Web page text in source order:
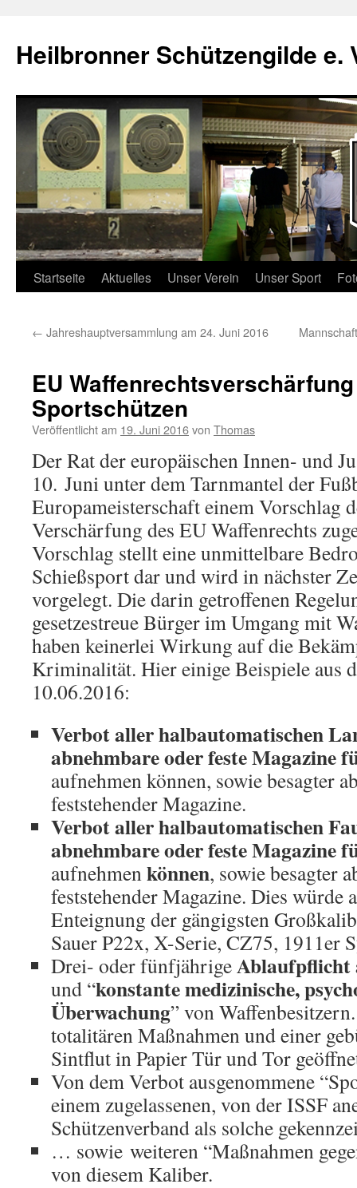
springen
Heilbronner Schützengilde e.
Startseite Aktuelles Unser Verein Unser Sport
← Jahreshauptversammlung am 24. Juni 2016
EU
Sportschützen
Veröffentlicht am 19. Juni 2016von Thomas
Der Rat der europäischen Innen- und
10. Juni unter dem Tarnmantel der
Europameisterschaft einem Vorschlag
Verschärfung des EU Waffenrechts
Vorschlag stellt eine unmittelbare
Schießsport dar und wird in nächster
vorgelegt. Die darin getroffenen
gesetzestreue Bürger im Umgang mit
haben keinerlei Wirkung auf die
Kriminalität. Hier einige Beispiele aus
10.06.2016:
Verbot aller halbautomatischen
abnehmbare oder feste Magazine
aufnehmen können, sowie besagter
feststehender Magazine.
Verbot aller halbautomatischen
abnehmbare oder feste Magazine
aufnehmenkönnen, sowie besagter
feststehender Magazine. Dies würde
Enteignung der gängigsten
Sauer P22x, X-Serie, CZ75, 1911er
Drei- oder fünfjährigeAblaufpflicht
und “konstante medizinische,
Überwachung” von
totalitären Maßnahmen und einer
Sintflut in Papier Tür und Tor
Von dem Verbot ausgenommene
einem zugelassenen, von der ISSF
Schützenverband als solche
… sowie weiteren “Maßnahmen
von diesem Kaliber.